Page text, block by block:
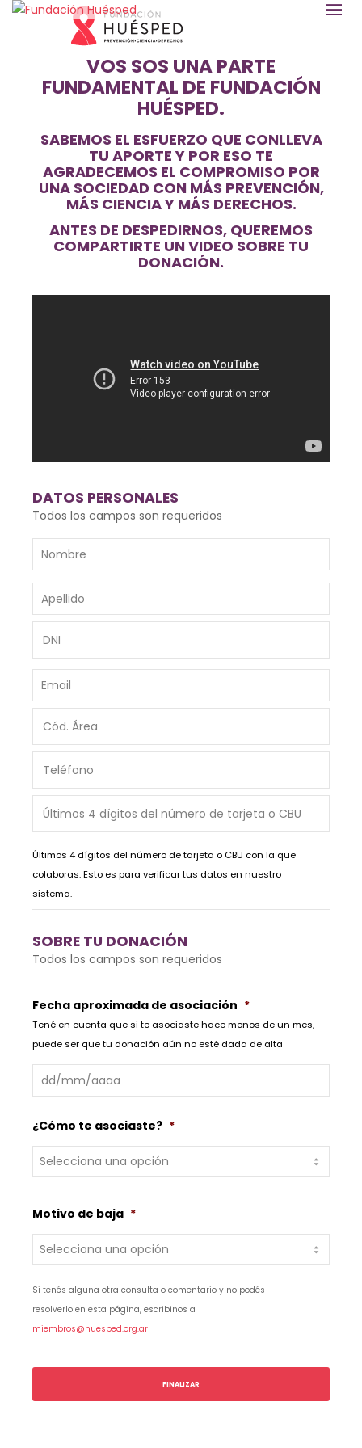
VOS SOS UNA PARTE
FUNDAMENTAL DE FUNDACIÓN
HUÉSPED.
SABEMOS EL ESFUERZO QUE CONLLEVA
TU APORTE Y POR ESO TE
AGRADECEMOS EL COMPROMISO POR
UNA SOCIEDAD CON MÁS PREVENCIÓN,
MÁS CIENCIA Y MÁS DERECHOS.
ANTES DE DESPEDIRNOS, QUEREMOS
COMPARTIRTE UN VIDEO SOBRE TU
DONACIÓN.
DATOS PERSONALES
Todos los campos son requeridos
Nombre
Apellido *
Email *
Área *
dígitos
del
número
de
tarjeta
Últimos 4 dígitos del número de tarjeta o CBU con la que
colaboras. Esto es para verificar tus datos en nuestro
sistema.
SOBRE TU DONACIÓN
Todos los campos son requeridos
Fecha aproximada de asociación *
Tené en cuenta que si te asociaste hace menos de un mes,
puede ser que tu donación aún no esté dada de alta
barra
MM
barra
¿Cómo te asociaste? *
Motivo de baja *
Si tenés alguna otra consulta o comentario y no podés
resolverlo en esta página, escribinos a
miembros@huesped.org.ar